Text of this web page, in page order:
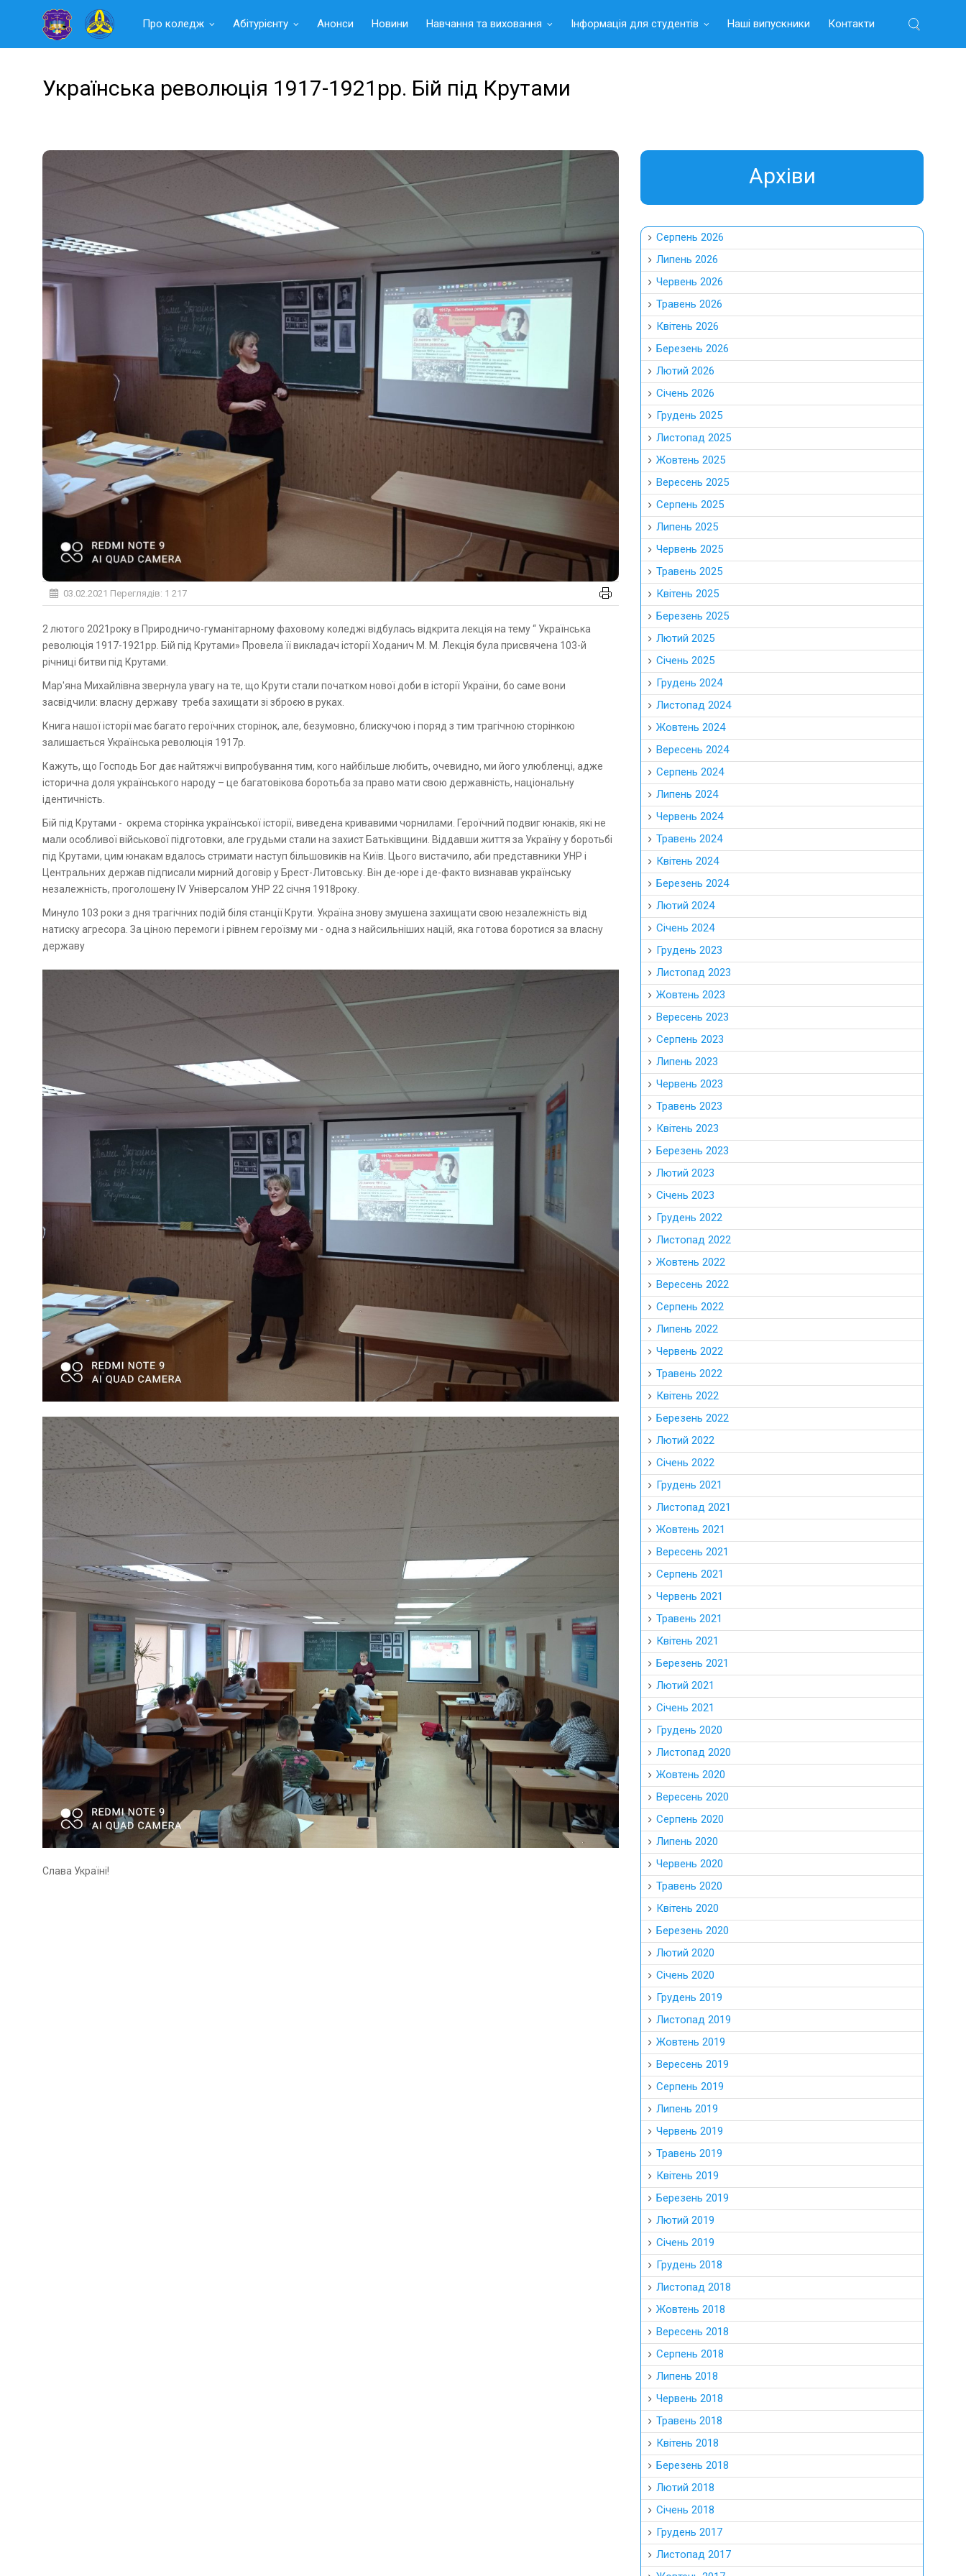
Читать
Про коледж Абітурієнту Анонси Новини Навчання та виховання Інформація для студентів Наші випускники Контакти
Українська революція 1917-1921рр. Бій під Крутами
03.02.2021 Переглядів: 1 217
2 лютого 2021року в Природничо-гуманітарному фаховому коледжі відбулась відкрита лекція на тему “ Українська
революція 1917-1921рр. Бій під Крутами» Провела її викладач історії Ходанич М. М. Лекція була присвячена 103-й
річниці битви під Крутами.
Мар'яна Михайлівна звернула увагу на те, що Крути стали початком нової доби в історії України, бо саме вони
засвідчили: власну державу треба захищати зі зброєю в руках.
Книга нашої історії має багато героїчних сторінок, але, безумовно, блискучою і поряд з тим трагічною сторінкою
залишається Українська революція 1917р.
Кажуть, що Господь Бог дає найтяжчі випробування тим, кого найбільше любить, очевидно, ми його улюбленці, адже
історична доля українського народу – це багатовікова боротьба за право мати свою державність, національну
ідентичність.
Бій під Крутами - окрема сторінка української історії, виведена кривавими чорнилами. Героїчний подвиг юнаків, які не
мали особливої військової підготовки, але грудьми стали на захист Батьківщини. Віддавши життя за Україну у боротьбі
під Крутами, цим юнакам вдалось стримати наступ більшовиків на Київ. Цього вистачило, аби представники УНР і
Центральних держав підписали мирний договір у Брест-Литовську. Він де-юре і де-факто визнавав українську
незалежність, проголошену IV Універсалом УНР 22 січня 1918року.
Минуло 103 роки з дня трагічних подій біля станції Крути. Україна знову змушена захищати свою незалежність від
натиску агресора. За ціною перемоги і рівнем героїзму ми - одна з найсильніших націй, яка готова боротися за власну
державу
Слава Україні!
Aрхіви
Серпень 2026
Липень 2026
Червень 2026
Травень 2026
Квітень 2026
Березень 2026
Лютий 2026
Січень 2026
Грудень 2025
Листопад 2025
Жовтень 2025
Вересень 2025
Серпень 2025
Липень 2025
Червень 2025
Травень 2025
Квітень 2025
Березень 2025
Лютий 2025
Січень 2025
Грудень 2024
Листопад 2024
Жовтень 2024
Вересень 2024
Серпень 2024
Липень 2024
Червень 2024
Травень 2024
Квітень 2024
Березень 2024
Лютий 2024
Січень 2024
Грудень 2023
Листопад 2023
Жовтень 2023
Вересень 2023
Серпень 2023
Липень 2023
Червень 2023
Травень 2023
Квітень 2023
Березень 2023
Лютий 2023
Січень 2023
Грудень 2022
Листопад 2022
Жовтень 2022
Вересень 2022
Серпень 2022
Липень 2022
Червень 2022
Травень 2022
Квітень 2022
Березень 2022
Лютий 2022
Січень 2022
Грудень 2021
Листопад 2021
Жовтень 2021
Вересень 2021
Серпень 2021
Червень 2021
Травень 2021
Квітень 2021
Березень 2021
Лютий 2021
Січень 2021
Грудень 2020
Листопад 2020
Жовтень 2020
Вересень 2020
Серпень 2020
Липень 2020
Червень 2020
Травень 2020
Квітень 2020
Березень 2020
Лютий 2020
Січень 2020
Грудень 2019
Листопад 2019
Жовтень 2019
Вересень 2019
Серпень 2019
Липень 2019
Червень 2019
Травень 2019
Квітень 2019
Березень 2019
Лютий 2019
Січень 2019
Грудень 2018
Листопад 2018
Жовтень 2018
Вересень 2018
Серпень 2018
Липень 2018
Червень 2018
Травень 2018
Квітень 2018
Березень 2018
Лютий 2018
Січень 2018
Грудень 2017
Листопад 2017